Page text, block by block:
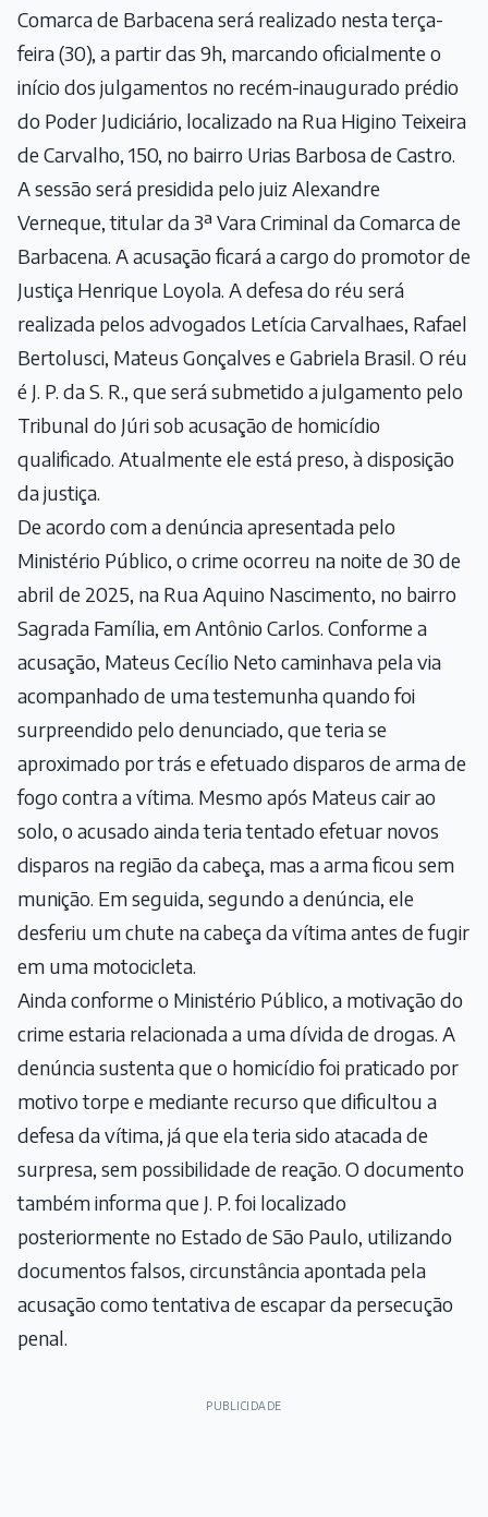
Comarca de Barbacena será realizado nesta terça-
feira (30), a partir das 9h, marcando oficialmente o
início dos julgamentos no recém-inaugurado prédio
do Poder Judiciário, localizado na Rua Higino Teixeira
de Carvalho, 150, no bairro Urias Barbosa de Castro.
A sessão será presidida pelo juiz Alexandre
Verneque, titular da 3ª Vara Criminal da Comarca de
Barbacena. A acusação ficará a cargo do promotor de
Justiça Henrique Loyola. A defesa do réu será
realizada pelos advogados Letícia Carvalhaes, Rafael
Bertolusci, Mateus Gonçalves e Gabriela Brasil. O réu
é J. P. da S. R., que será submetido a julgamento pelo
Tribunal do Júri sob acusação de homicídio
qualificado. Atualmente ele está preso, à disposição
da justiça.
De acordo com a denúncia apresentada pelo
Ministério Público, o crime ocorreu na noite de 30 de
abril de 2025, na Rua Aquino Nascimento, no bairro
Sagrada Família, em Antônio Carlos. Conforme a
acusação, Mateus Cecílio Neto caminhava pela via
acompanhado de uma testemunha quando foi
surpreendido pelo denunciado, que teria se
aproximado por trás e efetuado disparos de arma de
fogo contra a vítima. Mesmo após Mateus cair ao
solo, o acusado ainda teria tentado efetuar novos
disparos na região da cabeça, mas a arma ficou sem
munição. Em seguida, segundo a denúncia, ele
desferiu um chute na cabeça da vítima antes de fugir
em uma motocicleta.
Ainda conforme o Ministério Público, a motivação do
crime estaria relacionada a uma dívida de drogas. A
denúncia sustenta que o homicídio foi praticado por
motivo torpe e mediante recurso que dificultou a
defesa da vítima, já que ela teria sido atacada de
surpresa, sem possibilidade de reação. O documento
também informa que J. P. foi localizado
posteriormente no Estado de São Paulo, utilizando
documentos falsos, circunstância apontada pela
acusação como tentativa de escapar da persecução
penal.
PUBLICIDADE